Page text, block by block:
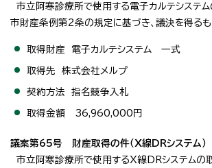
市立阿寒診療所で使用する電子カルテシステム
市財産条例第2条の規定に基づき、議決を得る
取得財産 電子カルテシステム 一式
取得先 株式会社メルプ
契約方法 指名競争入札
取得金額 36,960,000円
議案第65号 財産取得の件（X線DRシステム）
市立阿寒診療所で使用するX線DRシステムの